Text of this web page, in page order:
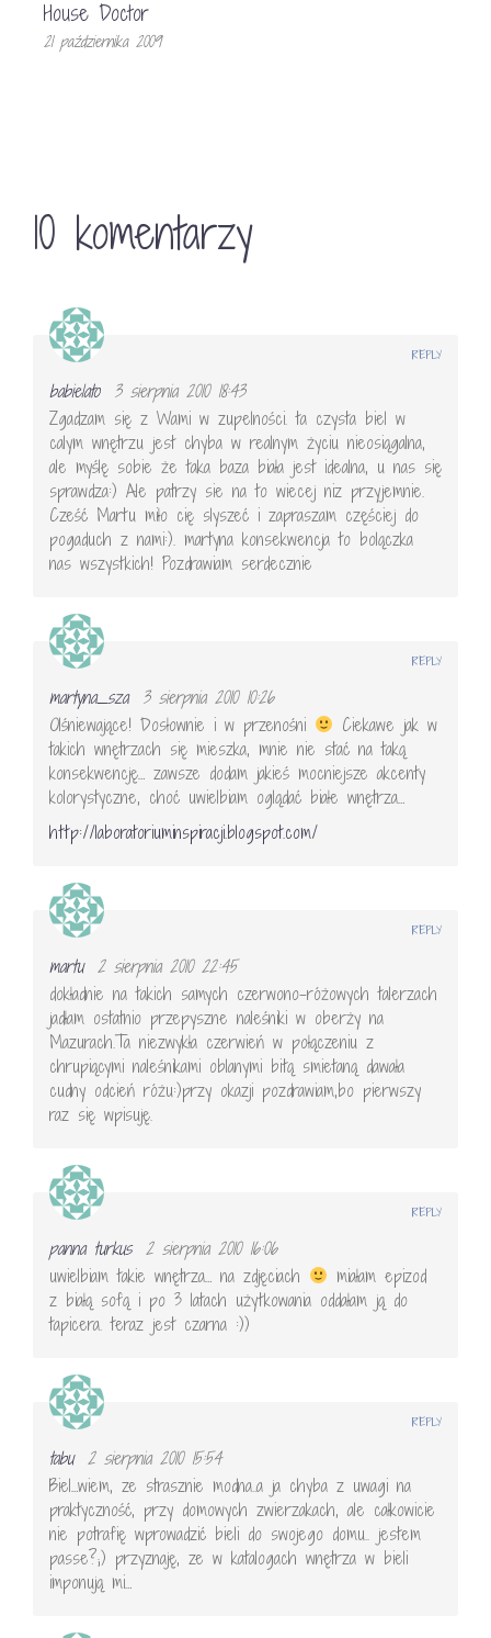
House Doctor
21 października 2009
10 komentarzy
babielato
3 sierpnia 2010 18:43
Zgadzam się z Wami w zupelności. ta czysta biel w
calym wnętrzu jest chyba w realnym życiu nieosiągalna,
ale myślę sobie że taka baza biała jest idealna, u nas się
sprawdza:) Ale patrzy sie na to wiecej niz przyjemnie.
Cześć Martu miło cię slyszeć i zapraszam częściej do
pogaduch z nami:). martyna konsekwencja to bolączka
nas wszystkich! Pozdrawiam serdecznie
REPLY
martyna_sza
3 sierpnia 2010 10:26
Olśniewające! Dosłownie i w przenośni
Ciekawe jak w
takich wnętrzach się mieszka, mnie nie stać na taką
konsekwencję… zawsze dodam jakieś mocniejsze akcenty
kolorystyczne, choć uwielbiam oglądać białe wnętrza…
http://laboratoriuminspiracji.blogspot.com/
REPLY
martu 2 sierpnia 2010 22:45
dokładnie na takich samych czerwono-różowych talerzach
jadłam ostatnio przepyszne naleśniki w oberży na
Mazurach.Ta niezwykła czerwień w połączeniu z
chrupiącymi naleśnikami oblanymi bitą smietaną dawała
cudny odcień różu:)przy okazji pozdrawiam,bo pierwszy
raz się wpisuję.
REPLY
panna turkus 2 sierpnia 2010 16:06
uwielbiam takie wnętrza… na zdjęciach
miałam epizod
z białą sofą i po 3 latach użytkowania oddałam ją do
tapicera. teraz jest czarna :))
REPLY
tabu 2 sierpnia 2010 15:54
Biel…wiem, ze strasznie modna..a ja chyba z uwagi na
praktyczność, przy domowych zwierzakach, ale całkowicie
nie potrafię wprowadzić bieli do swojego domu.. jestem
passe?;) przyznaję, ze w katalogach wnętrza w bieli
imponują mi…
REPLY